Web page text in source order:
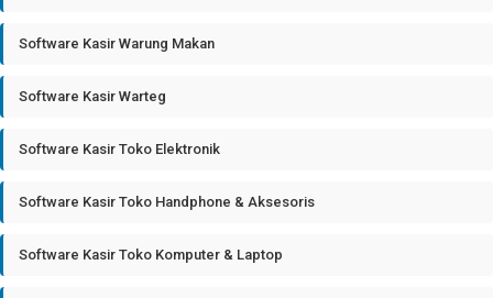
Software Kasir Warung Makan
Software Kasir Warteg
Software Kasir Toko Elektronik
Software Kasir Toko Handphone & Aksesoris
Software Kasir Toko Komputer & Laptop